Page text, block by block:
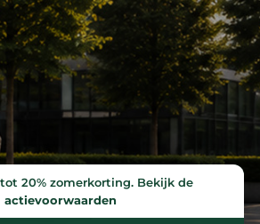
20% zomerkorting. Bekijk de
actievoorwaarden